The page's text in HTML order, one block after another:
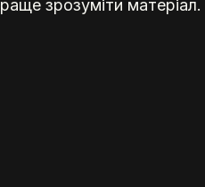
зрозуміти матеріал.